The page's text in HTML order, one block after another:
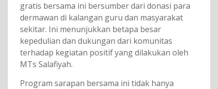
gratis bersama ini bersumber dari donasi para
dermawan di kalangan guru dan masyarakat
sekitar. Ini menunjukkan betapa besar
kepedulian dan dukungan dari komunitas
terhadap kegiatan positif yang dilakukan oleh
MTs Salafiyah.
Program sarapan bersama ini tidak hanya